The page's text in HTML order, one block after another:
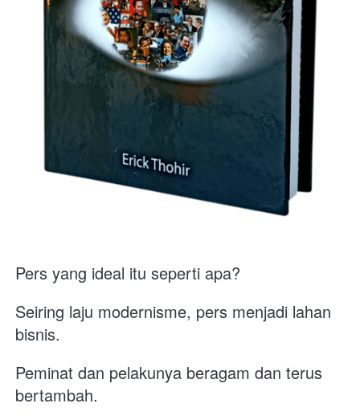
Pers yang ideal itu seperti apa?
Seiring laju modernisme, pers menjadi lahan
bisnis.
Peminat dan pelakunya beragam dan terus
bertambah.